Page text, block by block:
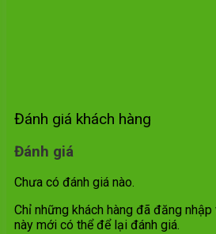
Đánh giá khách hàng
Đánh giá
Chưa có đánh giá nào.
Chỉ những khách hàng đã đăng
này mới có thể để lại đánh giá.